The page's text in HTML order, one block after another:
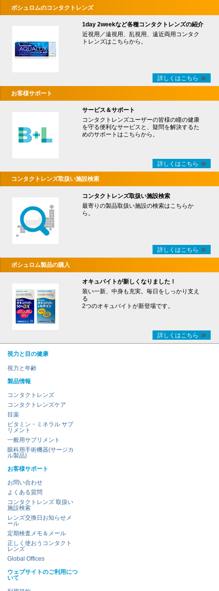
ボシュロムのコンタクトレンズ
1day 2weekなど各種コンタクトレンズの紹介
近視用／遠視用、乱視用、遠近両用コンタク
トレンズはこちらから。
詳しくはこちら
お客様サポート
サービス＆サポート
コンタクトレンズユーザーの皆様の瞳の健康
を守る便利なサービスと、疑問を解決するた
めのサポートはこちらから。
詳しくはこちら
コンタクトレンズ取扱い施設検索
コンタクトレンズ取扱い施設検索
最寄りの製品取扱い施設の検索はこちらか
ら。
詳しくはこちら
ボシュロム製品の購入
オキュバイトが新しくなりました！
装い一新、中身も充実。毎日をしっかり支え
る
2つのオキュバイトが新登場です。
詳しくはこちら
視力と目の健康
視力と年齢
製品情報
コンタクトレンズ
コンタクトレンズケア
目薬
ビタミン・ミネラル サプ
リメント
一般用サプリメント
眼科用手術機器(サージカ
ル製品)
お客様サポート
お問い合わせ
よくある質問
コンタクトレンズ 取扱い
施設検索
レンズ交換日お知らせメ
ール
定期検査メモ＆メール
正しく使おうコンタクト
レンズ
Global Offices
ウェブサイトのご利用につ
いて